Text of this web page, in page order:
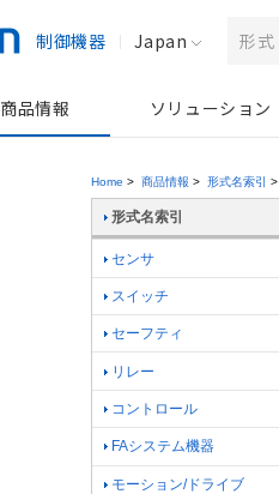
制御機器 Japan
商品情報 ソリューション
Home > 商品情報 > 形式名索引 >
形式名索引
センサ
スイッチ
セーフティ
リレー
コントロール
FAシステム機器
モーション/ドライブ